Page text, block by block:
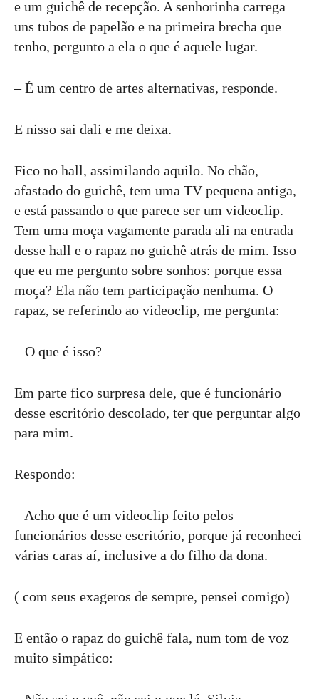
e um guichê de recepção. A senhorinha carrega
uns tubos de papelão e na primeira brecha que
tenho, pergunto a ela o que é aquele lugar.
– É um centro de artes alternativas, responde.
E nisso sai dali e me deixa.
Fico no hall, assimilando aquilo. No chão,
afastado do guichê, tem uma TV pequena antiga,
e está passando o que parece ser um videoclip.
Tem uma moça vagamente parada ali na entrada
desse hall e o rapaz no guichê atrás de mim. Isso
que eu me pergunto sobre sonhos: porque essa
moça? Ela não tem participação nenhuma. O
rapaz, se referindo ao videoclip, me pergunta:
– O que é isso?
Em parte fico surpresa dele, que é funcionário
desse escritório descolado, ter que perguntar algo
para mim.
Respondo:
– Acho que é um videoclip feito pelos
funcionários desse escritório, porque já reconheci
várias caras aí, inclusive a do filho da dona.
( com seus exageros de sempre, pensei comigo)
E então o rapaz do guichê fala, num tom de voz
muito simpático: